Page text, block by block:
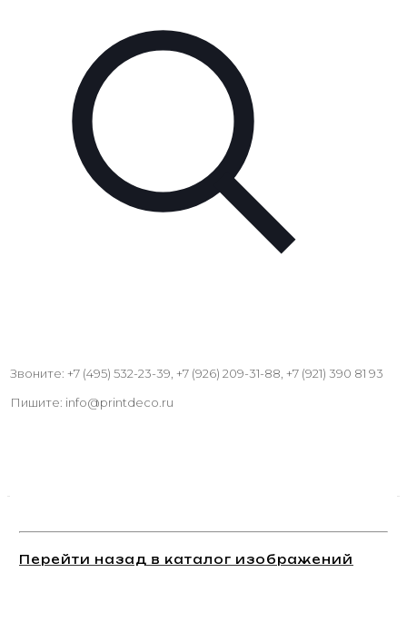
Звоните: +7 (495) 532-23-39, +7 (926) 209-31-88, +7 (921) 390 81 93
Пишите: info@printdeco.ru
Перейти назад в каталог изображений